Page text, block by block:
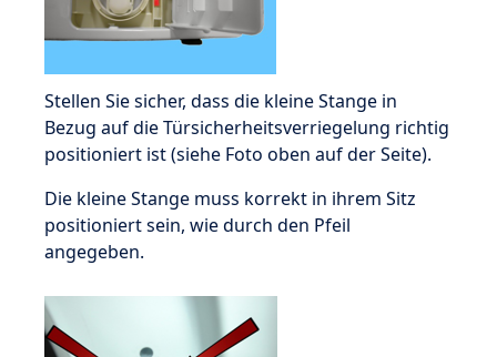
Stellen Sie sicher, dass die kleine Stange in
Bezug auf die Türsicherheitsverriegelung richtig
positioniert ist (siehe Foto oben auf der Seite).
Die kleine Stange muss korrekt in ihrem Sitz
positioniert sein, wie durch den Pfeil
angegeben.